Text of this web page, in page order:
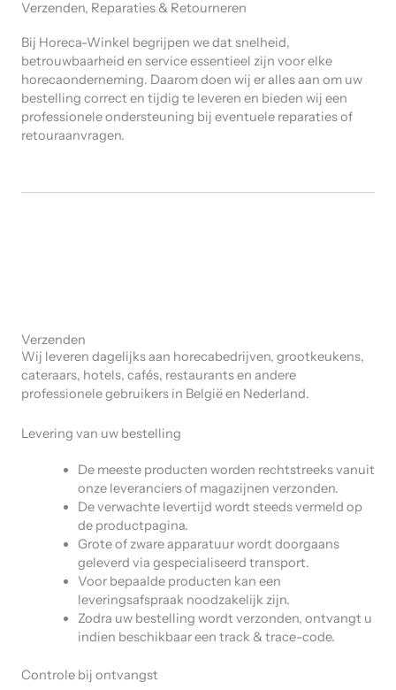
Verzenden, Reparaties & Retourneren
Bij Horeca-Winkel begrijpen we dat snelheid,
betrouwbaarheid en service essentieel zijn voor elke
horecaonderneming. Daarom doen wij er alles aan om uw
bestelling correct en tijdig te leveren en bieden wij een
professionele ondersteuning bij eventuele reparaties of
retouraanvragen.
Verzenden
Wij leveren dagelijks aan horecabedrijven, grootkeukens,
cateraars, hotels, cafés, restaurants en andere
professionele gebruikers in België en Nederland.
Levering van uw bestelling
De meeste producten worden rechtstreeks vanuit
onze leveranciers of magazijnen verzonden.
De verwachte levertijd wordt steeds vermeld op
de productpagina.
Grote of zware apparatuur wordt doorgaans
geleverd via gespecialiseerd transport.
Voor bepaalde producten kan een
leveringsafspraak noodzakelijk zijn.
Zodra uw bestelling wordt verzonden, ontvangt u
indien beschikbaar een track & trace-code.
Controle bij ontvangst